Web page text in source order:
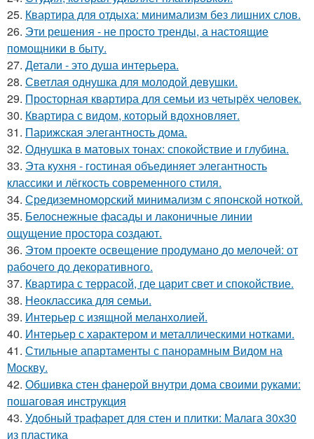
25. Квартира для отдыха: минимализм без лишних слов.
26. Эти решения - не просто тренды, а настоящие
помощники в быту.
27. Детали - это душа интерьера.
28. Светлая однушка для молодой девушки.
29. Просторная квартира для семьи из четырёх человек.
30. Квартира с видом, который вдохновляет.
31. Парижская элегантность дома.
32. Однушка в матовых тонах: спокойствие и глубина.
33. Эта кухня - гостиная объединяет элегантность
классики и лёгкость современного стиля.
34. Средиземноморский минимализм с японской ноткой.
35. Белоснежные фасады и лаконичные линии
ощущение простора создают.
36. Этом проекте освещение продумано до мелочей: от
рабочего до декоративного.
37. Квартира с террасой, где царит свет и спокойствие.
38. Неоклассика для семьи.
39. Интерьер с изящной меланхолией.
40. Интерьер с характером и металлическими нотками.
41. Стильные апартаменты с панорамным Видом на
Москву.
42. Обшивка стен фанерой внутри дома своими руками:
пошаговая инструкция
43. Удобный трафарет для стен и плитки: Малага 30х30
из пластика